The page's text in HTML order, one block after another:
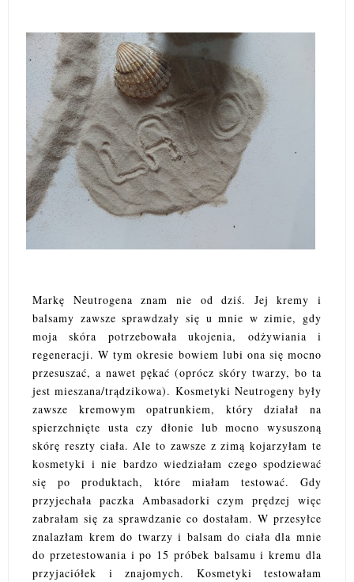
Markę Neutrogena znam nie od dziś. Jej kremy i
balsamy zawsze sprawdzały się u mnie w zimie, gdy
moja skóra potrzebowała ukojenia, odżywiania i
regeneracji. W tym okresie bowiem lubi ona się mocno
przesuszać, a nawet pękać (oprócz skóry twarzy, bo ta
jest mieszana/trądzikowa). Kosmetyki Neutrogeny były
zawsze kremowym opatrunkiem, który działał na
spierzchnięte usta czy dłonie lub mocno wysuszoną
skórę reszty ciała. Ale to zawsze z zimą kojarzyłam te
kosmetyki i nie bardzo wiedziałam czego spodziewać
się po produktach, które miałam testować. Gdy
przyjechała paczka Ambasadorki czym prędzej więc
zabrałam się za sprawdzanie co dostałam. W przesyłce
znalazłam krem do twarzy i balsam do ciała dla mnie
do przetestowania i po 15 próbek balsamu i kremu dla
przyjaciółek i znajomych. Kosmetyki testowałam